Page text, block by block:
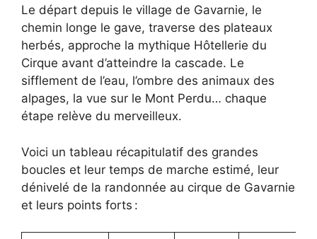
Le départ depuis le village de Gavarnie, le
chemin longe le gave, traverse des plateaux
herbés, approche la mythique Hôtellerie du
Cirque avant d’atteindre la cascade. Le
sifflement de l’eau, l’ombre des animaux des
alpages, la vue sur le Mont Perdu… chaque
étape relève du merveilleux.
Voici un tableau récapitulatif des grandes
boucles et leur temps de marche estimé, leur
dénivelé de la randonnée au cirque de Gavarnie
et leurs points forts :